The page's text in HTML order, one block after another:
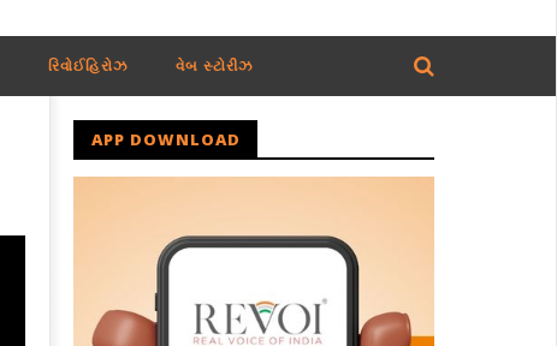
રિવોઈહિરોઝ વેબ સ્ટોરીઝ
APP DOWNLOAD